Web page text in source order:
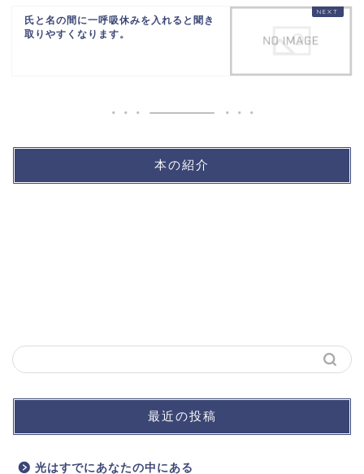
氏と名の間に一呼吸休みを入れると聞き
取りやすくなります。
本の紹介
最近の投稿
光はすでにあなたの中にある